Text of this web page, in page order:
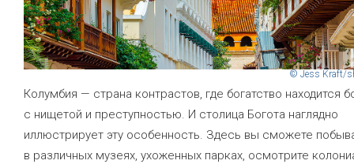
© Jess Kraft/
Колумбия — страна контрастов, где богатство находится
с нищетой и преступностью. И столица Богота наглядно
иллюстрирует эту особенность. Здесь вы сможете
в различных музеях, ухоженных парках, осмотрите